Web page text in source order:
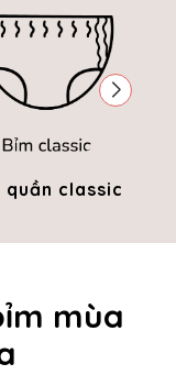
quần classic
mùa